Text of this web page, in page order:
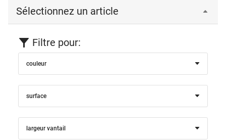
Sélectionnez un article
Filtre pour:
couleur
surface
largeur vantail